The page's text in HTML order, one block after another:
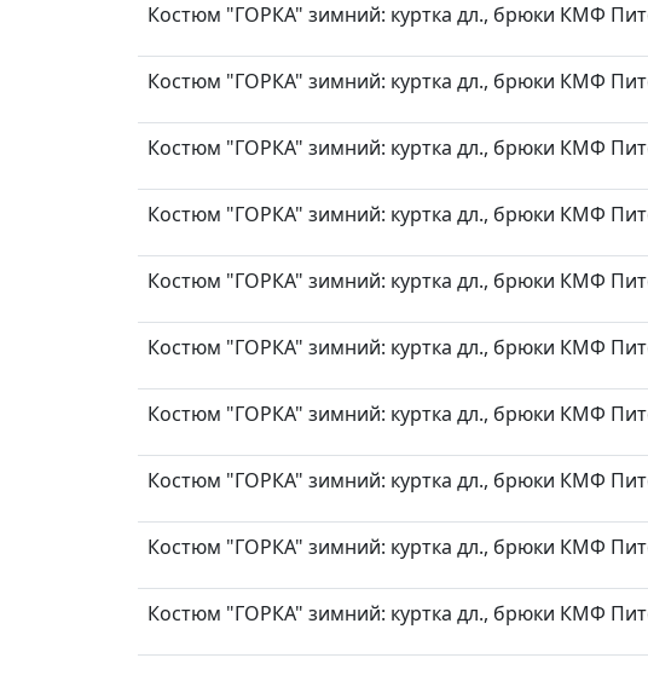
Костюм "ГОРКА" зимний: куртка дл., брюки КМФ
Костюм "ГОРКА" зимний: куртка дл., брюки КМФ
Костюм "ГОРКА" зимний: куртка дл., брюки КМФ
Костюм "ГОРКА" зимний: куртка дл., брюки КМФ
Костюм "ГОРКА" зимний: куртка дл., брюки КМФ
Костюм "ГОРКА" зимний: куртка дл., брюки КМФ
Костюм "ГОРКА" зимний: куртка дл., брюки КМФ
Костюм "ГОРКА" зимний: куртка дл., брюки КМФ
Костюм "ГОРКА" зимний: куртка дл., брюки КМФ
Костюм "ГОРКА" зимний: куртка дл., брюки КМФ